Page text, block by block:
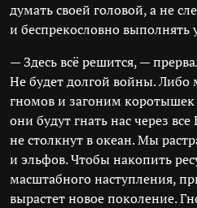
думать своей головой, а не
и беспрекословно выполнять
— Здесь всё решится, —
Не будет долгой войны. Либо
гномов и загоним
они будут гнать нас через
не столкнут в океан. Мы
и эльфов. Чтобы накопить
масштабного наступления,
вырастет новое поколение.